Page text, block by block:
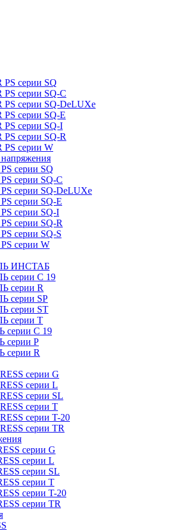
серии SQ
серии SQ-C
PS серии SQ-DeLUXe
серии SQ-E
PS серии SQ-I
серии SQ-R
PS серии W
серии SQ
серии SQ-C
серии SQ-DeLUXe
серии SQ-E
серии SQ-I
серии SQ-R
серии SQ-S
серии W
ИНСТАБ
серии C 19
серии R
серии SP
серии ST
серии T
серии C 19
серии P
серии R
серии G
серии L
серии SL
серии T
серии T-20
серии TR
серии G
серии L
серии SL
серии T
серии T-20
серии TR